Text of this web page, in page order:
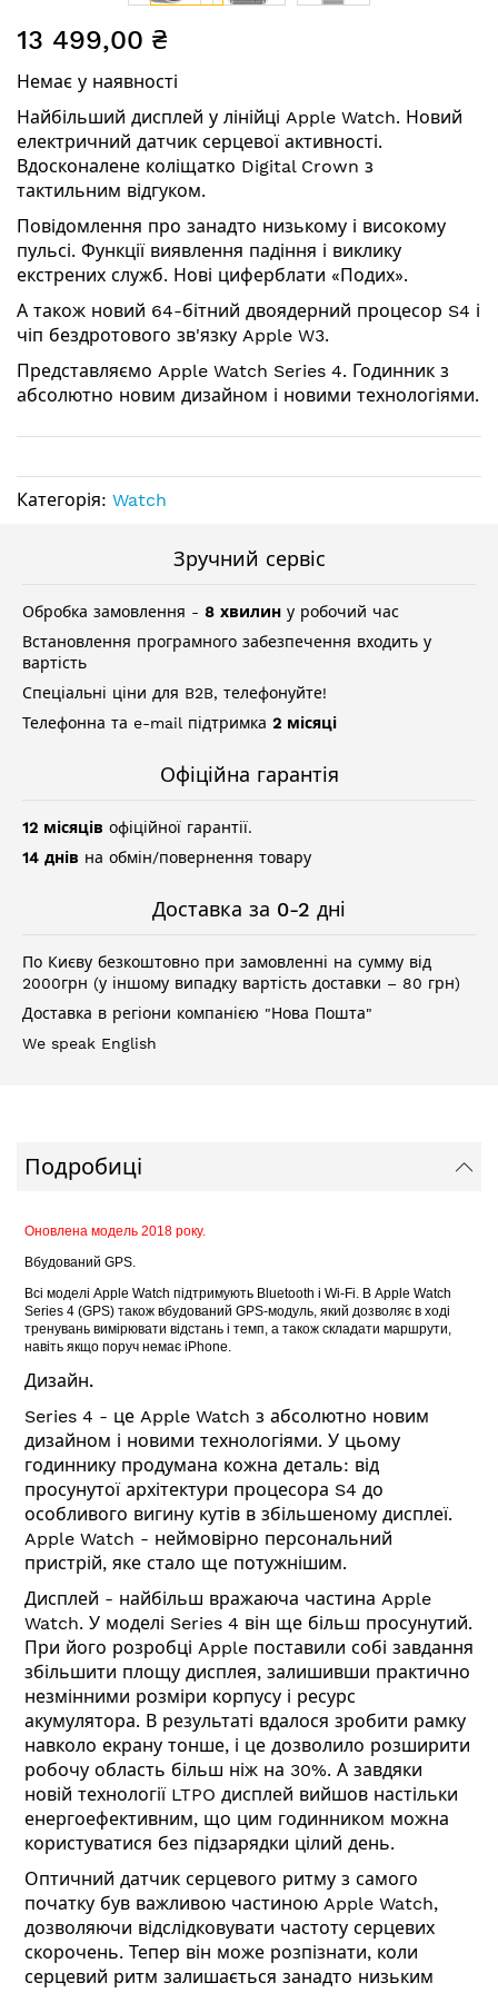
до
галереї
зображень
13 499,00 ₴
Немає у наявності
Найбільший дисплей у лінійці Apple Watch. Новий
електричний датчик серцевої активності.
Вдосконалене коліщатко Digital Crown з
тактильним відгуком.
Повідомлення про занадто низькому і високому
пульсі. Функції виявлення падіння і виклику
екстрених служб. Нові циферблати «Подих».
А також новий 64-бітний двоядерний процесор S4 і
чіп бездротового зв'язку Apple W3.
Представляємо Apple Watch Series 4. Годинник з
абсолютно новим дизайном і новими технологіями.
Категорія: Watch
Зручний сервіс
Обробка замовлення - 8 хвилин у робочий час
Встановлення програмного забезпечення входить у
вартість
Спеціальні ціни для B2B, телефонуйте!
Телефонна та e-mail підтримка 2 місяці
Офіційна гарантія
12 місяців офіційної гарантії.
14 днів на обмін/повернення товару
Доставка за 0-2 дні
По Києву безкоштовно при замовленні на сумму від
2000грн (у іншому випадку вартість доставки – 80 грн)
Доставка в регіони компанією "Нова Пошта"
We speak English
Подробиці
Оновлена модель 2018 року.
Вбудований GPS.
Всі моделі Apple Watch підтримують Bluetooth і Wi-Fi. В Apple Watch
Series 4 (GPS) також вбудований GPS-модуль, який дозволяє в ході
тренувань вимірювати відстань і темп, а також складати маршрути,
навіть якщо поруч немає iPhone.
Дизайн.
Series 4 - це Apple Watch з абсолютно новим
дизайном і новими технологіями. У цьому
годиннику продумана кожна деталь: від
просунутої архітектури процесора S4 до
особливого вигину кутів в збільшеному дисплеї.
Apple Watch - неймовірно персональний
пристрій, яке стало ще потужнішим.
Дисплей - найбільш вражаюча частина Apple
Watch. У моделі Series 4 він ще більш просунутий.
При його розробці Apple поставили собі завдання
збільшити площу дисплея, залишивши практично
незмінними розміри корпусу і ресурс
акумулятора. В результаті вдалося зробити рамку
навколо екрану тонше, і це дозволило розширити
робочу область більш ніж на 30%. А завдяки
новій технології LTPO дисплей вийшов настільки
енергоефективним, що цим годинником можна
користуватися без підзарядки цілий день.
Оптичний датчик серцевого ритму з самого
початку був важливою частиною Apple Watch,
дозволяючи відслідковувати частоту серцевих
скорочень. Тепер він може розпізнати, коли
серцевий ритм залишається занадто низьким